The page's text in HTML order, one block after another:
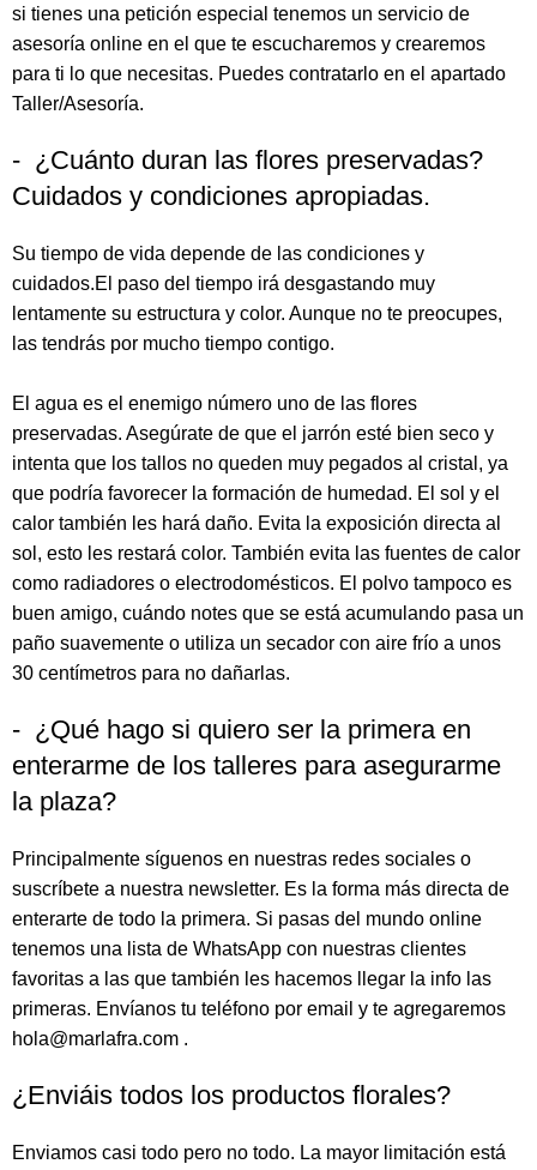
si tienes una petición especial tenemos un servicio de
asesoría online en el que te escucharemos y crearemos
para ti lo que necesitas. Puedes contratarlo en el apartado
Taller/Asesoría.
- ¿Cuánto duran las flores preservadas?
Cuidados y condiciones apropiadas.
Su tiempo de vida depende de las condiciones y
cuidados.El paso del tiempo irá desgastando muy
lentamente su estructura y color. Aunque no te preocupes,
las tendrás por mucho tiempo contigo.
El agua es el enemigo número uno de las flores
preservadas. Asegúrate de que el jarrón esté bien seco y
intenta que los tallos no queden muy pegados al cristal, ya
que podría favorecer la formación de humedad. El sol y el
calor también les hará daño. Evita la exposición directa al
sol, esto les restará color. También evita las fuentes de calor
como radiadores o electrodomésticos. El polvo tampoco es
buen amigo, cuándo notes que se está acumulando pasa un
paño suavemente o utiliza un secador con aire frío a unos
30 centímetros para no dañarlas.
- ¿Qué hago si quiero ser la primera en
enterarme de los talleres para asegurarme
la plaza?
Principalmente síguenos en nuestras redes sociales o
suscríbete a nuestra newsletter. Es la forma más directa de
enterarte de todo la primera. Si pasas del mundo online
tenemos una lista de WhatsApp con nuestras clientes
favoritas a las que también les hacemos llegar la info las
primeras. Envíanos tu teléfono por email y te agregaremos
hola@marlafra.com .
¿Enviáis todos los productos florales?
Enviamos casi todo pero no todo. La mayor limitación está